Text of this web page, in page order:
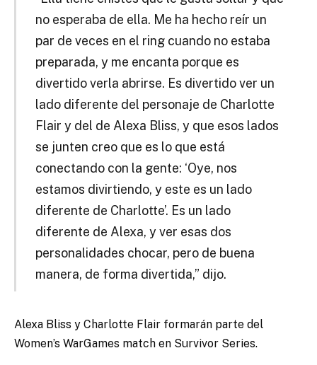
no esperaba de ella. Me ha hecho reír un
par de veces en el ring cuando no estaba
preparada, y me encanta porque es
divertido verla abrirse. Es divertido ver un
lado diferente del personaje de Charlotte
Flair y del de Alexa Bliss, y que esos lados
se junten creo que es lo que está
conectando con la gente: ‘Oye, nos
estamos divirtiendo, y este es un lado
diferente de Charlotte’. Es un lado
diferente de Alexa, y ver esas dos
personalidades chocar, pero de buena
manera, de forma divertida,” dijo.
Alexa Bliss y Charlotte Flair formarán parte del
Women’s WarGames match en Survivor Series.